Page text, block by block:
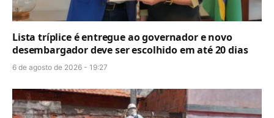
Lista tríplice é entregue ao governador e novo
desembargador deve ser escolhido em até 20 dias
6 de agosto de 2026 - 19:27